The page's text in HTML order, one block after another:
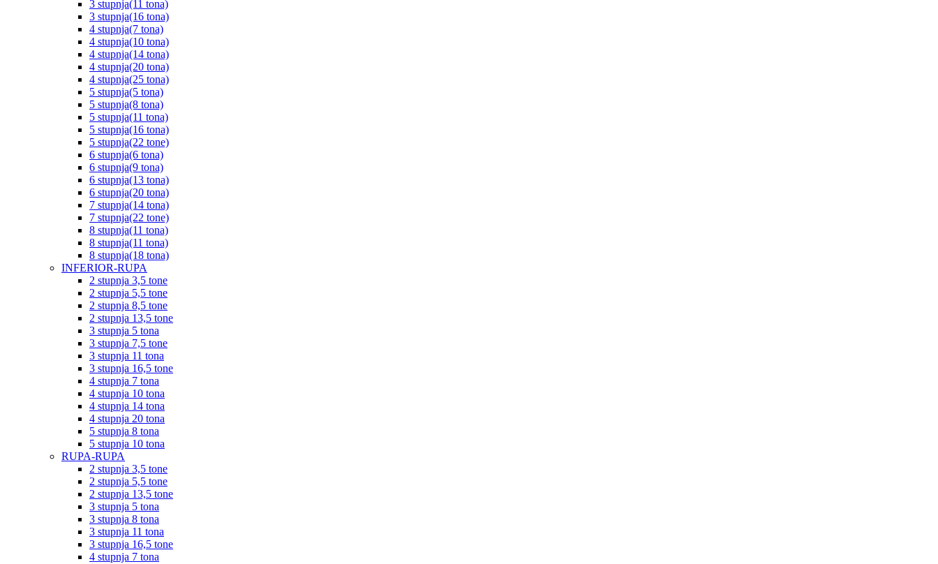
3 stupnja(11 tona)
3 stupnja(16 tona)
4 stupnja(7 tona)
4 stupnja(10 tona)
4 stupnja(14 tona)
4 stupnja(20 tona)
4 stupnja(25 tona)
5 stupnja(5 tona)
5 stupnja(8 tona)
5 stupnja(11 tona)
5 stupnja(16 tona)
5 stupnja(22 tone)
6 stupnja(6 tona)
6 stupnja(9 tona)
6 stupnja(13 tona)
6 stupnja(20 tona)
7 stupnja(14 tona)
7 stupnja(22 tone)
8 stupnja(11 tona)
8 stupnja(11 tona)
8 stupnja(18 tona)
INFERIOR-RUPA
2 stupnja 3,5 tone
2 stupnja 5,5 tone
2 stupnja 8,5 tone
2 stupnja 13,5 tone
3 stupnja 5 tona
3 stupnja 7,5 tone
3 stupnja 11 tona
3 stupnja 16,5 tone
4 stupnja 7 tona
4 stupnja 10 tona
4 stupnja 14 tona
4 stupnja 20 tona
5 stupnja 8 tona
5 stupnja 10 tona
RUPA-RUPA
2 stupnja 3,5 tone
2 stupnja 5,5 tone
2 stupnja 13,5 tone
3 stupnja 5 tona
3 stupnja 8 tona
3 stupnja 11 tona
3 stupnja 16,5 tone
4 stupnja 7 tona